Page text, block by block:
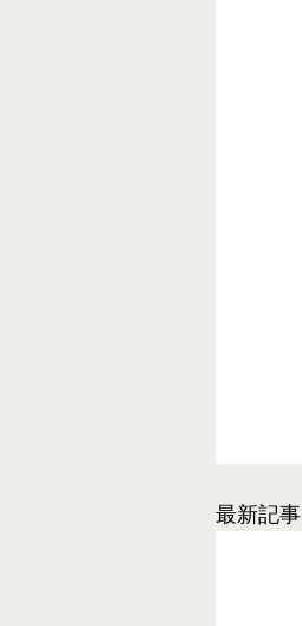
最新記事